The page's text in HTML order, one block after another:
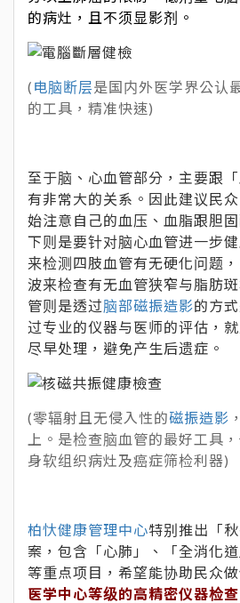
的病灶，且不须显影剂。
( 电脑断层是国内外医学界公认
的工具，精准快速)
至于脑、心血管部分，主要跟「
有非常大的关系。因此建议民
始注意自己的血压、血脂跟胆
下则是要针对脑心血管进一步
来检测四肢血管有无硬化问题
波来检查有无血管狭窄与脂肪
管则是透过脑部磁振造影的方
过专业的仪器与医师的评估，
尽早处理，避免产生后遗症。
(零辐射且无侵入性的磁振造影
上。是检查脑血管的最好工具
身软组织病灶及癌症筛检利器)
柏忕健康管理中心特别推出「
案，包含「心肺」、「全消化道
等重点项目，希望能协助民众做
医学中心等级的高精密仪器检